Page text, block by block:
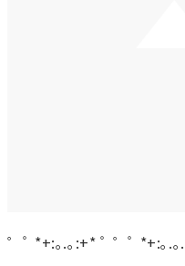
゜ﾟ *+:｡.｡:+* ﾟ ゜ﾟ *+:｡.｡